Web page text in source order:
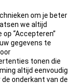
om je beter
we altijd
“Accepteren”
gegevens te
tonen die
altijd eenvoudig
onderkant van de